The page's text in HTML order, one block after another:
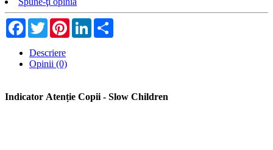
Facebook
TwitterPinterestLinkedIn
Descriere
Opinii (0)
Indicator Atenție Copii - Slow Children